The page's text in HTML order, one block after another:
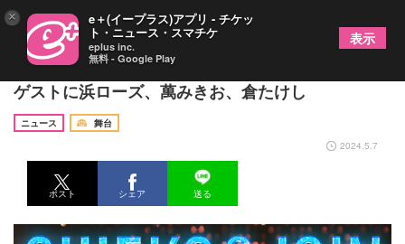
『水谷千重子の宴ジョインコンサート』東京＆大阪
ゲストに浜ローズ、萬みきお、倉たけし
ニュース
舞台
2024.5.7
ポスト シェア 送る
× e＋(イープラス)アプリ - チケッ
ト・ニュース・スマチケ
eplus inc.
無料 - Google Play
表示